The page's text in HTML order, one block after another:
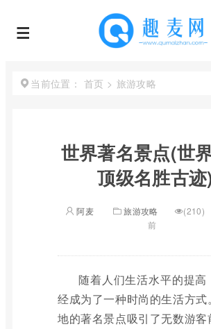
当前位置： 首页 > 旅游攻略
世界著名景点(世
顶级名胜古迹
阿麦 旅游攻略 (210)
前
随着人们生活水平的提高
经成为了一种时尚的生活方式
地的著名景点吸引了无数游客